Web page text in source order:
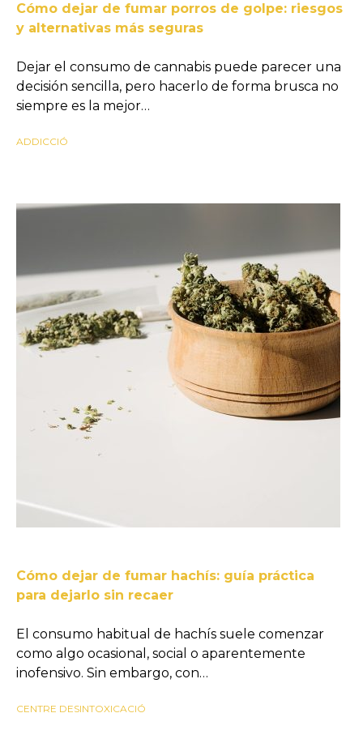
Cómo dejar de fumar porros de golpe: riesgos
y alternativas más seguras
Dejar el consumo de cannabis puede parecer una
decisión sencilla, pero hacerlo de forma brusca no
siempre es la mejor…
ADDICCIÓ
Cómo dejar de fumar hachís: guía práctica
para dejarlo sin recaer
El consumo habitual de hachís suele comenzar
como algo ocasional, social o aparentemente
inofensivo. Sin embargo, con…
CENTRE DESINTOXICACIÓ